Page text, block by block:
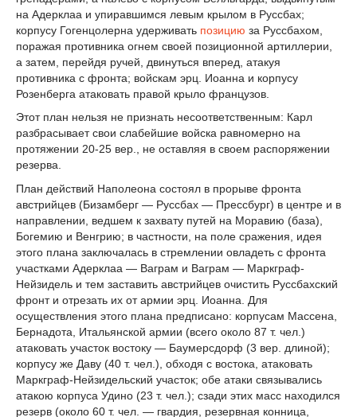
на Адерклаа и упиравшимся левым крылом в Руссбах;
корпусу Гогенцолерна удерживать позицию за Руссбахом,
поражая противника огнем своей позиционной артиллерии,
а затем, перейдя ручей, двинуться вперед, атакуя
противника с фронта; войскам эрц. Иоанна и корпусу
Розенберга атаковать правой крыло французов.
Этот план нельзя не признать несоответственным: Карл
разбрасывает свои слабейшие войска равномерно на
протяжении 20-25 вер., не оставляя в своем распоряжении
резерва.
План действий Наполеона состоял в прорыве фронта
австрийцев (Бизамберг — Руссбах — Прессбург) в центре и в
направлении, ведшем к захвату путей на Моравию (база),
Богемию и Венгрию; в частности, на поле сражения, идея
этого плана заключалась в стремлении овладеть с фронта
участками Адерклаа — Ваграм и Ваграм — Маркграф-
Нейзидель и тем заставить австрийцев очистить Руссбахский
фронт и отрезать их от армии эрц. Иоанна. Для
осуществления этого плана предписано: корпусам Массена,
Бернадота, Итальянской армии (всего около 87 т. чел.)
атаковать участок востоку — Баумерсдорф (3 вер. длиной);
корпусу же Даву (40 т. чел.), обходя с востока, атаковать
Маркграф-Нейзидельский участок; обе атаки связывались
атакою корпуса Удино (23 т. чел.); сзади этих масс находился
резерв (около 60 т. чел. — гвардия, резервная конница,